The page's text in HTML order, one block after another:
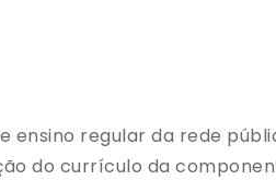
regular da rede
do currículo da